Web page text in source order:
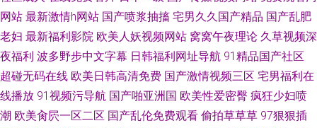
网站 最新激情h网站 国产喷浆抽搐 宅男久久国产精品 国产乱肥
老妇 最新福利影院 欧美人妖视频网站 窝窝午夜理论 久草视频深
夜福利 波多野步中文字幕 日韩福利网址导航 91精品国产社区
超碰无码在线 欧美日韩高清免费 国产激情视频三区 宅男福利在
线播放 91视频污导航 国产啪亚洲国 欧美性爱密臀 疯狂少妇喷
潮 欧美肏屄一区二区 国产乱伦免费观看 偷拍草草草 97狠狠插